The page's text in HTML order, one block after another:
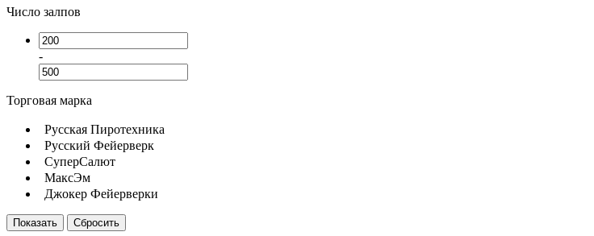
Число залпов
-
Торговая марка
Русская Пиротехника
Русский Фейерверк
СуперСалют
МаксЭм
Джокер Фейерверки